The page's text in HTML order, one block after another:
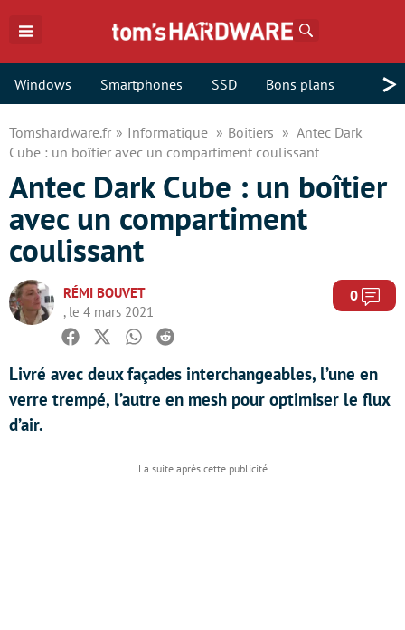
Windows Smartphones SSD Bons plans >
Tomshardware.fr Informatique Boitiers
Antec Dark
Cube : un boîtier avec un compartiment coulissant
Antec Dark Cube : un boîtier
avec un compartiment
coulissant
RÉMI BOUVET
, le 4 mars 2021
0
Facebook
TwitterWhatsapp
Reddit
Livré avec deux façades interchangeables, l’une en
verre trempé, l’autre en mesh pour optimiser le flux
d’air.